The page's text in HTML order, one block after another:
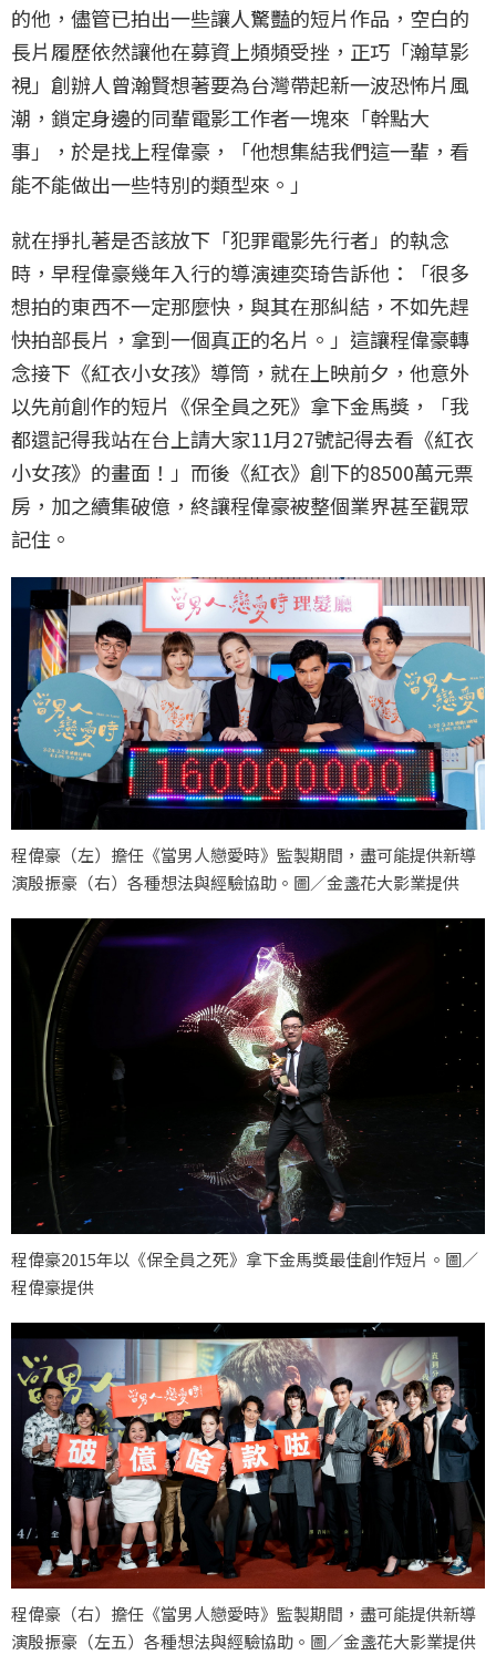
的他，儘管已拍出一些讓人驚豔的短片作品，空白的
長片履歷依然讓他在募資上頻頻受挫，正巧「瀚草影
視」創辦人曾瀚賢想著要為台灣帶起新一波恐怖片風
潮，鎖定身邊的同輩電影工作者一塊來「幹點大
事」，於是找上程偉豪，「他想集結我們這一輩，看
能不能做出一些特別的類型來。」
就在掙扎著是否該放下「犯罪電影先行者」的執念
時，早程偉豪幾年入行的導演連奕琦告訴他：「很多
想拍的東西不一定那麼快，與其在那糾結，不如先趕
快拍部長片，拿到一個真正的名片。」這讓程偉豪轉
念接下《紅衣小女孩》導筒，就在上映前夕，他意外
以先前創作的短片《保全員之死》拿下金馬獎，「我
都還記得我站在台上請大家11月27號記得去看《紅衣
小女孩》的畫面！」而後《紅衣》創下的8500萬元票
房，加之續集破億，終讓程偉豪被整個業界甚至觀眾
記住。
程偉豪（左）擔任《當男人戀愛時》監製期間，盡可能提供新導
演殷振豪（右）各種想法與經驗協助。圖／金盞花大影業提供
程偉豪2015年以《保全員之死》拿下金馬獎最佳創作短片。圖／
程偉豪提供
程偉豪（右）擔任《當男人戀愛時》監製期間，盡可能提供新導
演殷振豪（左五）各種想法與經驗協助。圖／金盞花大影業提供